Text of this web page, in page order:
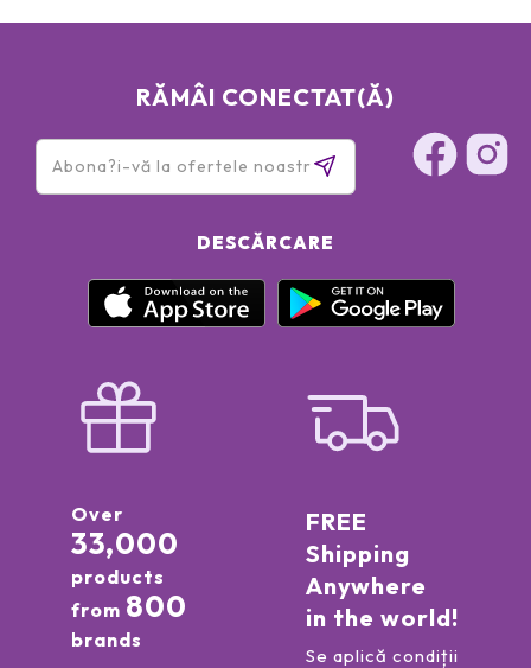
RĂMÂI CONECTAT(Ă)
DESCĂRCARE
Over
33,000
products
from 800
brands
FREE
Shipping
Anywhere
in the world!
Se aplică condiții